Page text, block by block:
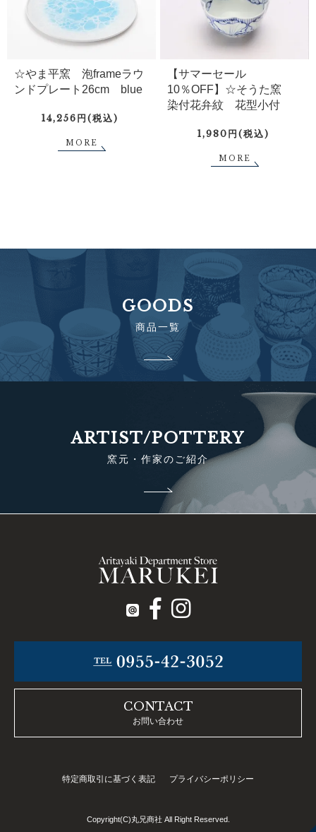
☆やま平窯 泡frameラウ
ンドプレート26cm blue
14,256円(税込)
MORE
【サマーセール
10％OFF】☆そうた窯
染付花弁紋 花型小付
1,980円(税込)
MORE
GOODS
商品一覧
ARTIST/POTTERY
窯元・作家のご紹介
CONTACT
お問い合わせ
特定商取引に基づく表記 プライバシーポリシー
Copyright(C)丸兄商社 All Right Reserved.